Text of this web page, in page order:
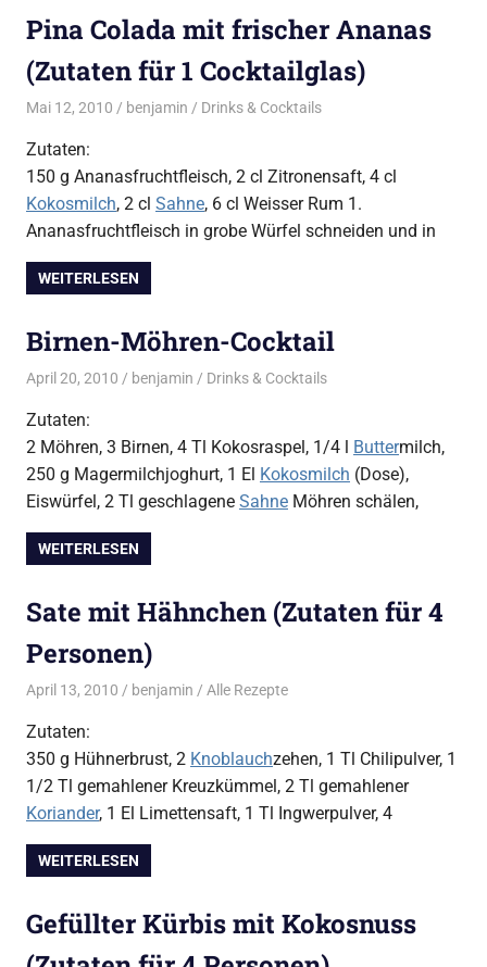
Pina Colada mit frischer Ananas
(Zutaten für 1 Cocktailglas)
Mai 12, 2010 benjamin Drinks & Cocktails
Zutaten:
150 g Ananasfruchtfleisch, 2 cl Zitronensaft, 4 cl
Kokosmilch, 2 cl Sahne, 6 cl Weisser Rum 1.
Ananasfruchtfleisch in grobe Würfel schneiden und in
WEITERLESEN
Birnen-Möhren-Cocktail
April 20, 2010 benjamin Drinks & Cocktails
Zutaten:
2 Möhren, 3 Birnen, 4 Tl Kokosraspel, 1/4 l Buttermilch,
250 g Magermilchjoghurt, 1 El Kokosmilch (Dose),
Eiswürfel, 2 Tl geschlagene Sahne Möhren schälen,
WEITERLESEN
Sate mit Hähnchen (Zutaten für 4
Personen)
April 13, 2010 benjamin Alle Rezepte
Zutaten:
350 g Hühnerbrust, 2 Knoblauchzehen, 1 Tl Chilipulver, 1
1/2 Tl gemahlener Kreuzkümmel, 2 Tl gemahlener
Koriander, 1 El Limettensaft, 1 Tl Ingwerpulver, 4
WEITERLESEN
Gefüllter Kürbis mit Kokosnuss